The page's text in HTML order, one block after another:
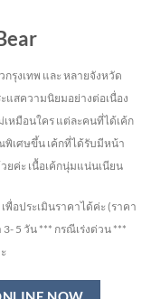
กรุงเทพ และ หลายจังหวัด
ะแสความนิยมอย่างต่อเนื่อง
เหมือนใคร แต่ละคนที่ได้เค้ก
พิเศษขึ้น เค้กที่ได้รับมีหน้า
ยค่ะ เนื้อเค้กนุ่มแน่นเนียน
อประเมินราคาได้ค่ะ (ราคา
5 วัน*** กรณีเร่งด่วน ***